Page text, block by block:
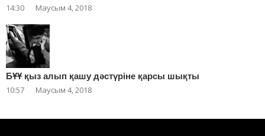
14:30 Маусым 4, 2018
БҰҰ қыз алып қашу дәстүріне қарсы шықты
10:57 Маусым 4, 2018